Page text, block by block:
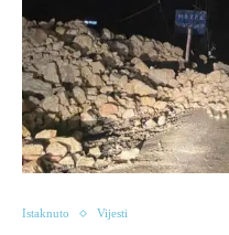
Istaknuto Vijesti